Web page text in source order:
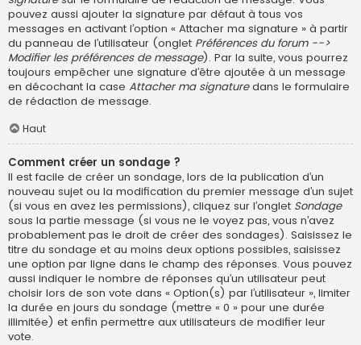
pouvez aussi ajouter la signature par défaut à tous vos
messages en activant l’option « Attacher ma signature » à partir
du panneau de l’utilisateur (onglet Préférences du forum -->
Modifier les préférences de message). Par la suite, vous pourrez
toujours empêcher une signature d’être ajoutée à un message
en décochant la case Attacher ma signaturedans le formulaire
de rédaction de message.
Haut
Comment créer un sondage ?
Il est facile de créer un sondage, lors de la publication d’un
nouveau sujet ou la modification du premier message d’un sujet
(si vous en avez les permissions), cliquez sur l’onglet Sondage
sous la partie message (si vous ne le voyez pas, vous n’avez
probablement pas le droit de créer des sondages). Saisissez le
titre du sondage et au moins deux options possibles, saisissez
une option par ligne dans le champ des réponses. Vous pouvez
aussi indiquer le nombre de réponses qu’un utilisateur peut
choisir lors de son vote dans « Option(s) par l’utilisateur », limiter
la durée en jours du sondage (mettre « 0 » pour une durée
illimitée) et enfin permettre aux utilisateurs de modifier leur
vote.